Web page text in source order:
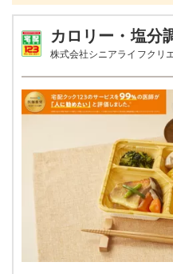
ポテトサラダ
オクラの胡麻和え
栄養素
エネルギー：685kcal、たん
質、19.8g、炭水化物：97.3g
※メニューの補足
ご飯セットの栄養素です。
その栄養価のため、実際に
ーではないのでご注意くだ
朝食（パンセット
カロリー 400〜
0.5g前
タンパク質 9.0～
-
糖質 -
リン -
カロリー・塩分
株式会社シニアライフクリ